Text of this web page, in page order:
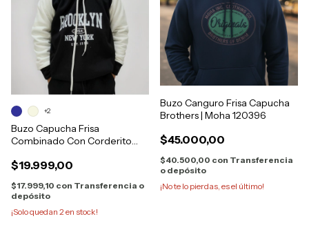
Buzo Capucha Frisa
Combinado Con Corderito
$19.999,00
$17.999,10 con Transferencia o
depósito
¡Solo quedan 2 en stock!
+2
Buzo Canguro Frisa Capucha
Brothers | Moha 120396
$45.000,00
$40.500,00 con Transferencia
o depósito
¡No te lo pierdas, es el último!